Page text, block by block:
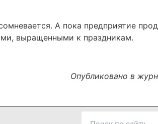
А пока предприятие
выращенными к праздникам.
Опубликовано в